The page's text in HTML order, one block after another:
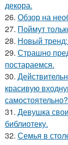
декора.
26. Обзор на
27. Поймут
28. Новый
29. Страшно
постараемся.
30.
красивую
самостоятельно?
31. Девушка
библиотеку.
32. Семья в